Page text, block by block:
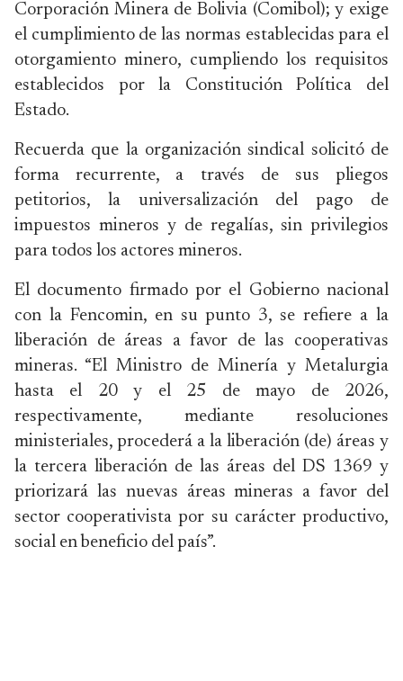
Corporación Minera de Bolivia (Comibol); y exige
el cumplimiento de las normas establecidas para el
otorgamiento minero, cumpliendo los requisitos
establecidos por la Constitución Política del
Estado.
Recuerda que la organización sindical solicitó de
forma recurrente, a través de sus pliegos
petitorios, la universalización del pago de
impuestos mineros y de regalías, sin privilegios
para todos los actores mineros.
El documento firmado por el Gobierno nacional
con la Fencomin, en su punto 3, se refiere a la
liberación de áreas a favor de las cooperativas
mineras. “El Ministro de Minería y Metalurgia
hasta el 20 y el 25 de mayo de 2026,
respectivamente, mediante resoluciones
ministeriales, procederá a la liberación (de) áreas y
la tercera liberación de las áreas del DS 1369 y
priorizará las nuevas áreas mineras a favor del
sector cooperativista por su carácter productivo,
social en beneficio del país”.